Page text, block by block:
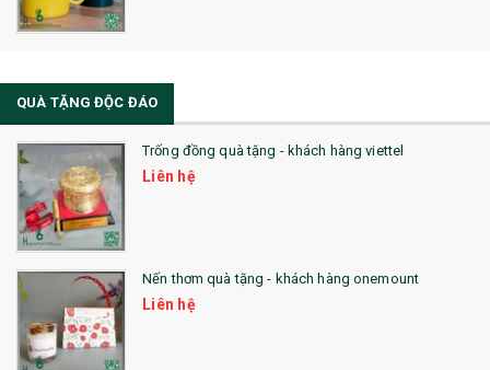
QUÀ TẶNG ĐỘC ĐÁO
Trống đồng quà tặng - khách hàng viettel
Liên hệ
Nến thơm quà tặng - khách hàng onemount
Liên hệ